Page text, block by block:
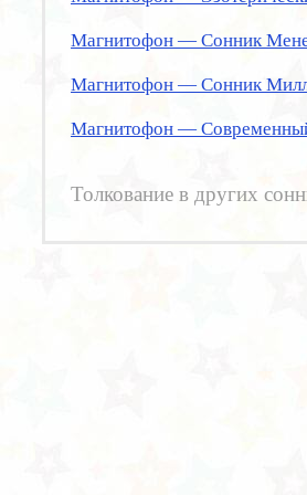
Магнитофон — Сонник
Магнитофон — Сонник
Магнитофон —
Толкование в других